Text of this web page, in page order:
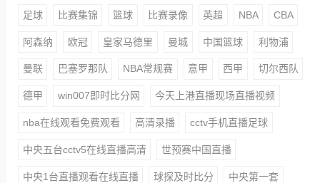
足球 比赛集锦 篮球 比赛录像 英超 NBA CBA
阿森纳 欧冠 皇家马德里 曼城 中国篮球 利物浦
曼联 巴塞罗那队 NBA常规赛 意甲 西甲 切尔西队
德甲 win007即时比分网 今天上港直播现场直播视频
nba在线观看免费观看 高清录播 cctv手机直播足球
中央五台cctv5在线直播高清 世预赛中国直播
中央1台直播观看在线直播 球探及时比分 中央第一套